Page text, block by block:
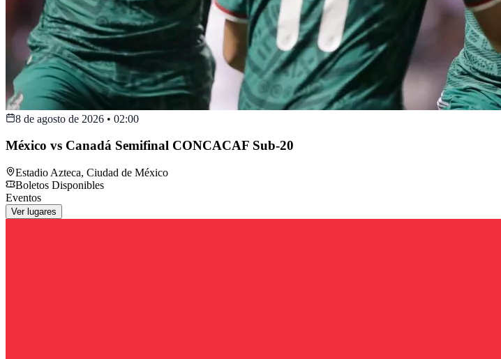
8 de agosto de 2026 • 02:00
México vs Canadá Semifinal CONCACAF Sub-20
Estadio Azteca, Ciudad de México
Boletos Disponibles
Eventos
Ver lugares